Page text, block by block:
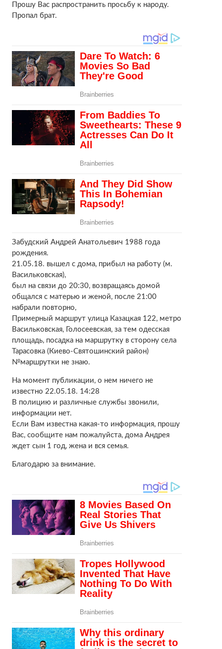
Прошу Вас распространить просьбу к народу.
Пропал брат.
Забудский Андрей Анатольевич 1988 года
рождения.
21.05.18. вышел с дома, прибыл на работу (м.
Васильковская),
был на связи до 20:30, возвращаясь домой
общался с матерью и женой, после 21:00
набрали повторно,
Примерный маршрут улица Казацкая 122, метро
Васильковская, Голосеевская, за тем одесская
площадь, посадка на маршрутку в сторону села
Тарасовка (Киево-Святошинский район)
№маршрутки не знаю.
На момент публикации, о нем ничего не
известно 22.05.18. 14:28
В полицию и различные службы звонили,
информации нет.
Если Вам известна какая-то информация, прошу
Вас, сообщите нам пожалуйста, дома Андрея
ждет сын 1 год, жена и вся семья.
Благодарю за внимание.